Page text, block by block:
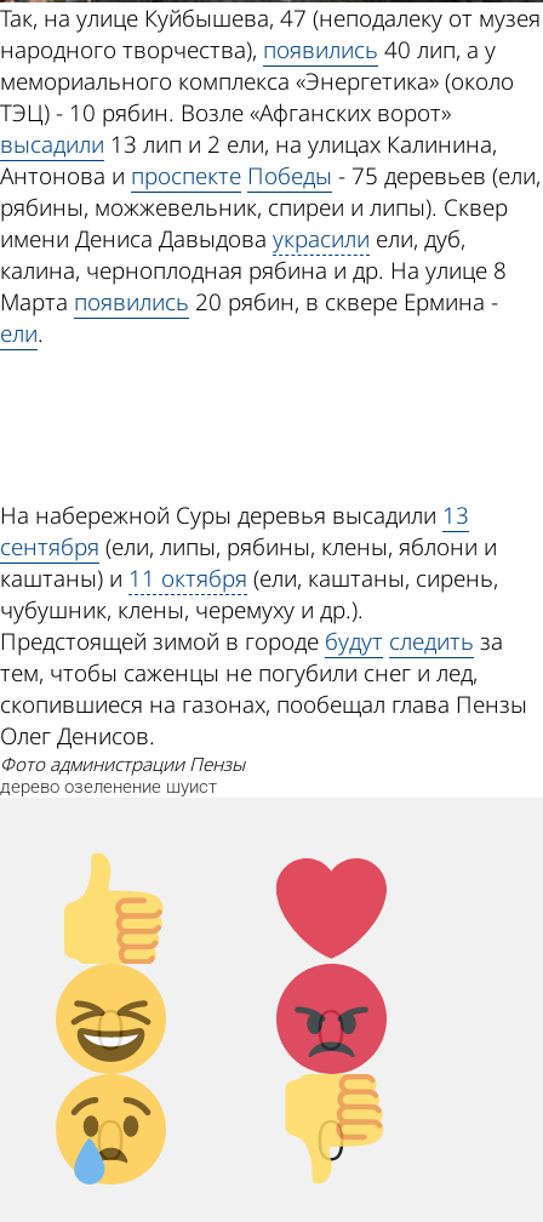
Так, на улице Куйбышева, 47 (неподалеку от музея
народного творчества), появились 40 лип, а у
мемориального комплекса «Энергетика» (около
ТЭЦ) - 10 рябин. Возле «Афганских ворот»
высадили 13 лип и 2 ели, на улицах Калинина,
Антонова и проспекте Победы - 75 деревьев (ели,
рябины, можжевельник, спиреи и липы). Сквер
имени Дениса Давыдова украсили ели, дуб,
калина, черноплодная рябина и др. На улице 8
Марта появились 20 рябин, в сквере Ермина -
ели.
На набережной Суры деревья высадили 13
сентября (ели, липы, рябины, клены, яблони и
каштаны) и 11 октября (ели, каштаны, сирень,
чубушник, клены, черемуху и др.).
Предстоящей зимой в городе будут следить за
тем, чтобы саженцы не погубили снег и лед,
скопившиеся на газонах, пообещал глава Пензы
Олег Денисов.
фото администрации Пензы
дерево озеленение шуист
Палец
вверх!
0
Лайк!
0
Дикий
смех!
0
Агрессия!
0
Грусть :(
Палец
вниз!